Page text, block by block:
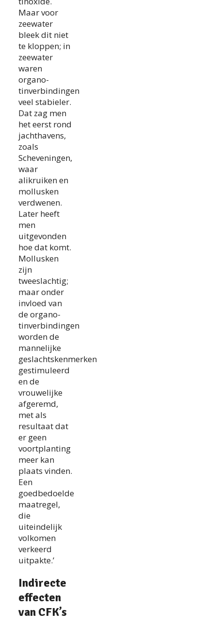
Maar voor
zeewater
bleek dit niet
te kloppen; in
zeewater
waren
organo-
tinverbindingen
veel stabieler.
Dat zag men
het eerst rond
jachthavens,
zoals
Scheveningen,
waar
alikruiken en
mollusken
verdwenen.
Later heeft
men
uitgevonden
hoe dat komt.
Mollusken
zijn
tweeslachtig;
maar onder
invloed van
de organo-
tinverbindingen
worden de
mannelijke
geslachtskenmerken
gestimuleerd
en de
vrouwelijke
afgeremd,
met als
resultaat dat
er geen
voortplanting
meer kan
plaats vinden.
Een
goedbedoelde
maatregel,
die
uiteindelijk
volkomen
verkeerd
uitpakte.’
Indirecte
effecten
van CFK’s